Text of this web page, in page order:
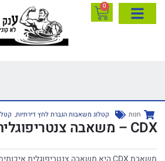
0
חנות קטלוג משאבות הגברת לחץ דירתיות,
CDX – משאבה צנטריפוגלית מאיץ סגור